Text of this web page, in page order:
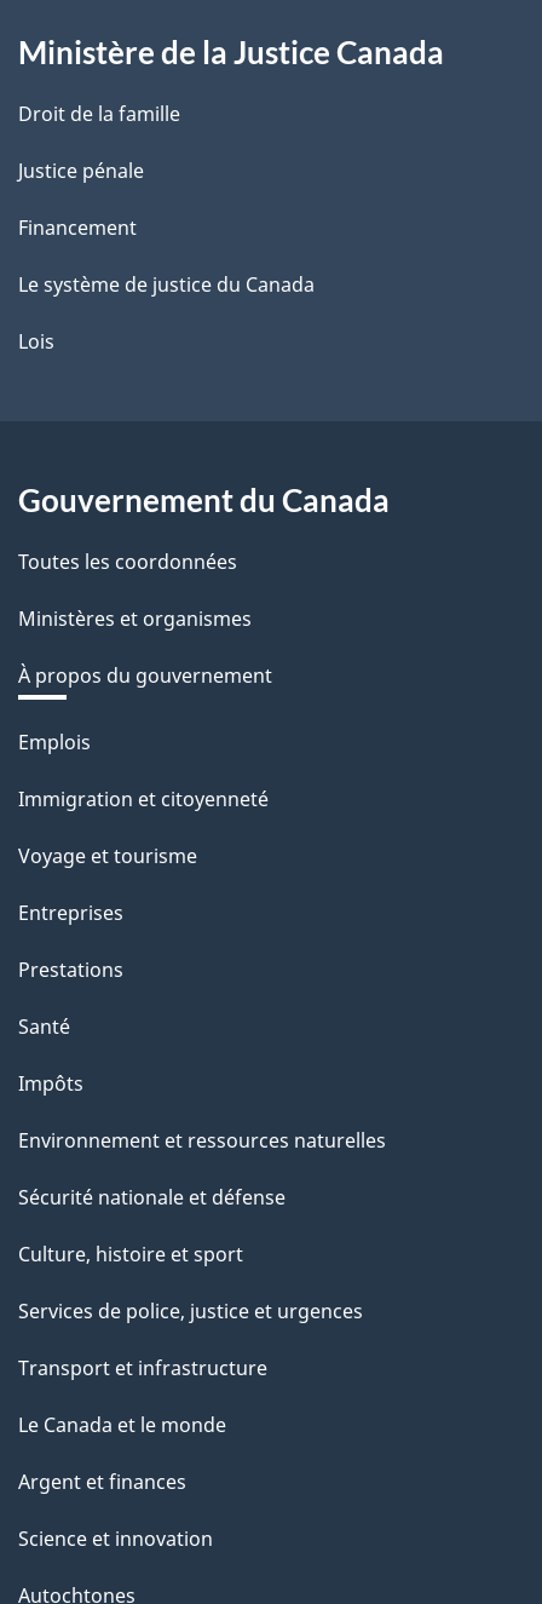
e
Ministère de la Justice Canada
Droit de la famille
Justice pénale
Financement
Le système de justice du Canada
Lois
Gouvernement du Canada
Toutes les coordonnées
Ministères et organismes
À propos du gouvernement
Thèmes
sujets
Emplois
Immigration et citoyenneté
Voyage et tourisme
Entreprises
Prestations
Santé
Impôts
Environnement et ressources naturelles
Sécurité nationale et défense
Culture, histoire et sport
Services de police, justice et urgences
Transport et infrastructure
Le Canada et le monde
Argent et finances
Science et innovation
Autochtones